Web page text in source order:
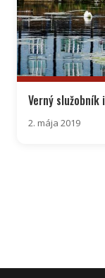
Verný
2. mája 2019